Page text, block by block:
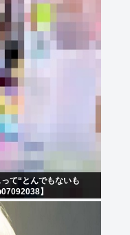
て“とんでもないも
】